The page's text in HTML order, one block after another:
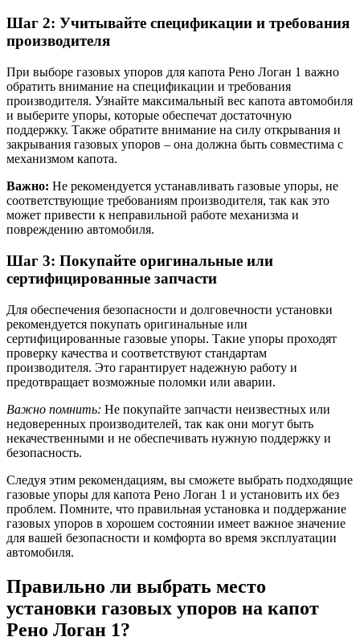
Шаг 2: Учитывайте спецификации и требования
производителя
При выборе газовых упоров для капота Рено Логан 1 важно
обратить внимание на спецификации и требования
производителя. Узнайте максимальный вес капота автомобиля
и выберите упоры, которые обеспечат достаточную
поддержку. Также обратите внимание на силу открывания и
закрывания газовых упоров – она должна быть совместима с
механизмом капота.
Важно: Не рекомендуется устанавливать газовые упоры, не
соответствующие требованиям производителя, так как это
может привести к неправильной работе механизма и
повреждению автомобиля.
Шаг 3: Покупайте оригинальные или
сертифицированные запчасти
Для обеспечения безопасности и долговечности установки
рекомендуется покупать оригинальные или
сертифицированные газовые упоры. Такие упоры проходят
проверку качества и соответствуют стандартам
производителя. Это гарантирует надежную работу и
предотвращает возможные поломки или аварии.
Важно помнить: Не покупайте запчасти неизвестных или
недоверенных производителей, так как они могут быть
некачественными и не обеспечивать нужную поддержку и
безопасность.
Следуя этим рекомендациям, вы сможете выбрать подходящие
газовые упоры для капота Рено Логан 1 и установить их без
проблем. Помните, что правильная установка и поддержание
газовых упоров в хорошем состоянии имеет важное значение
для вашей безопасности и комфорта во время эксплуатации
автомобиля.
Правильно ли выбрать место
установки газовых упоров на капот
Рено Логан 1?